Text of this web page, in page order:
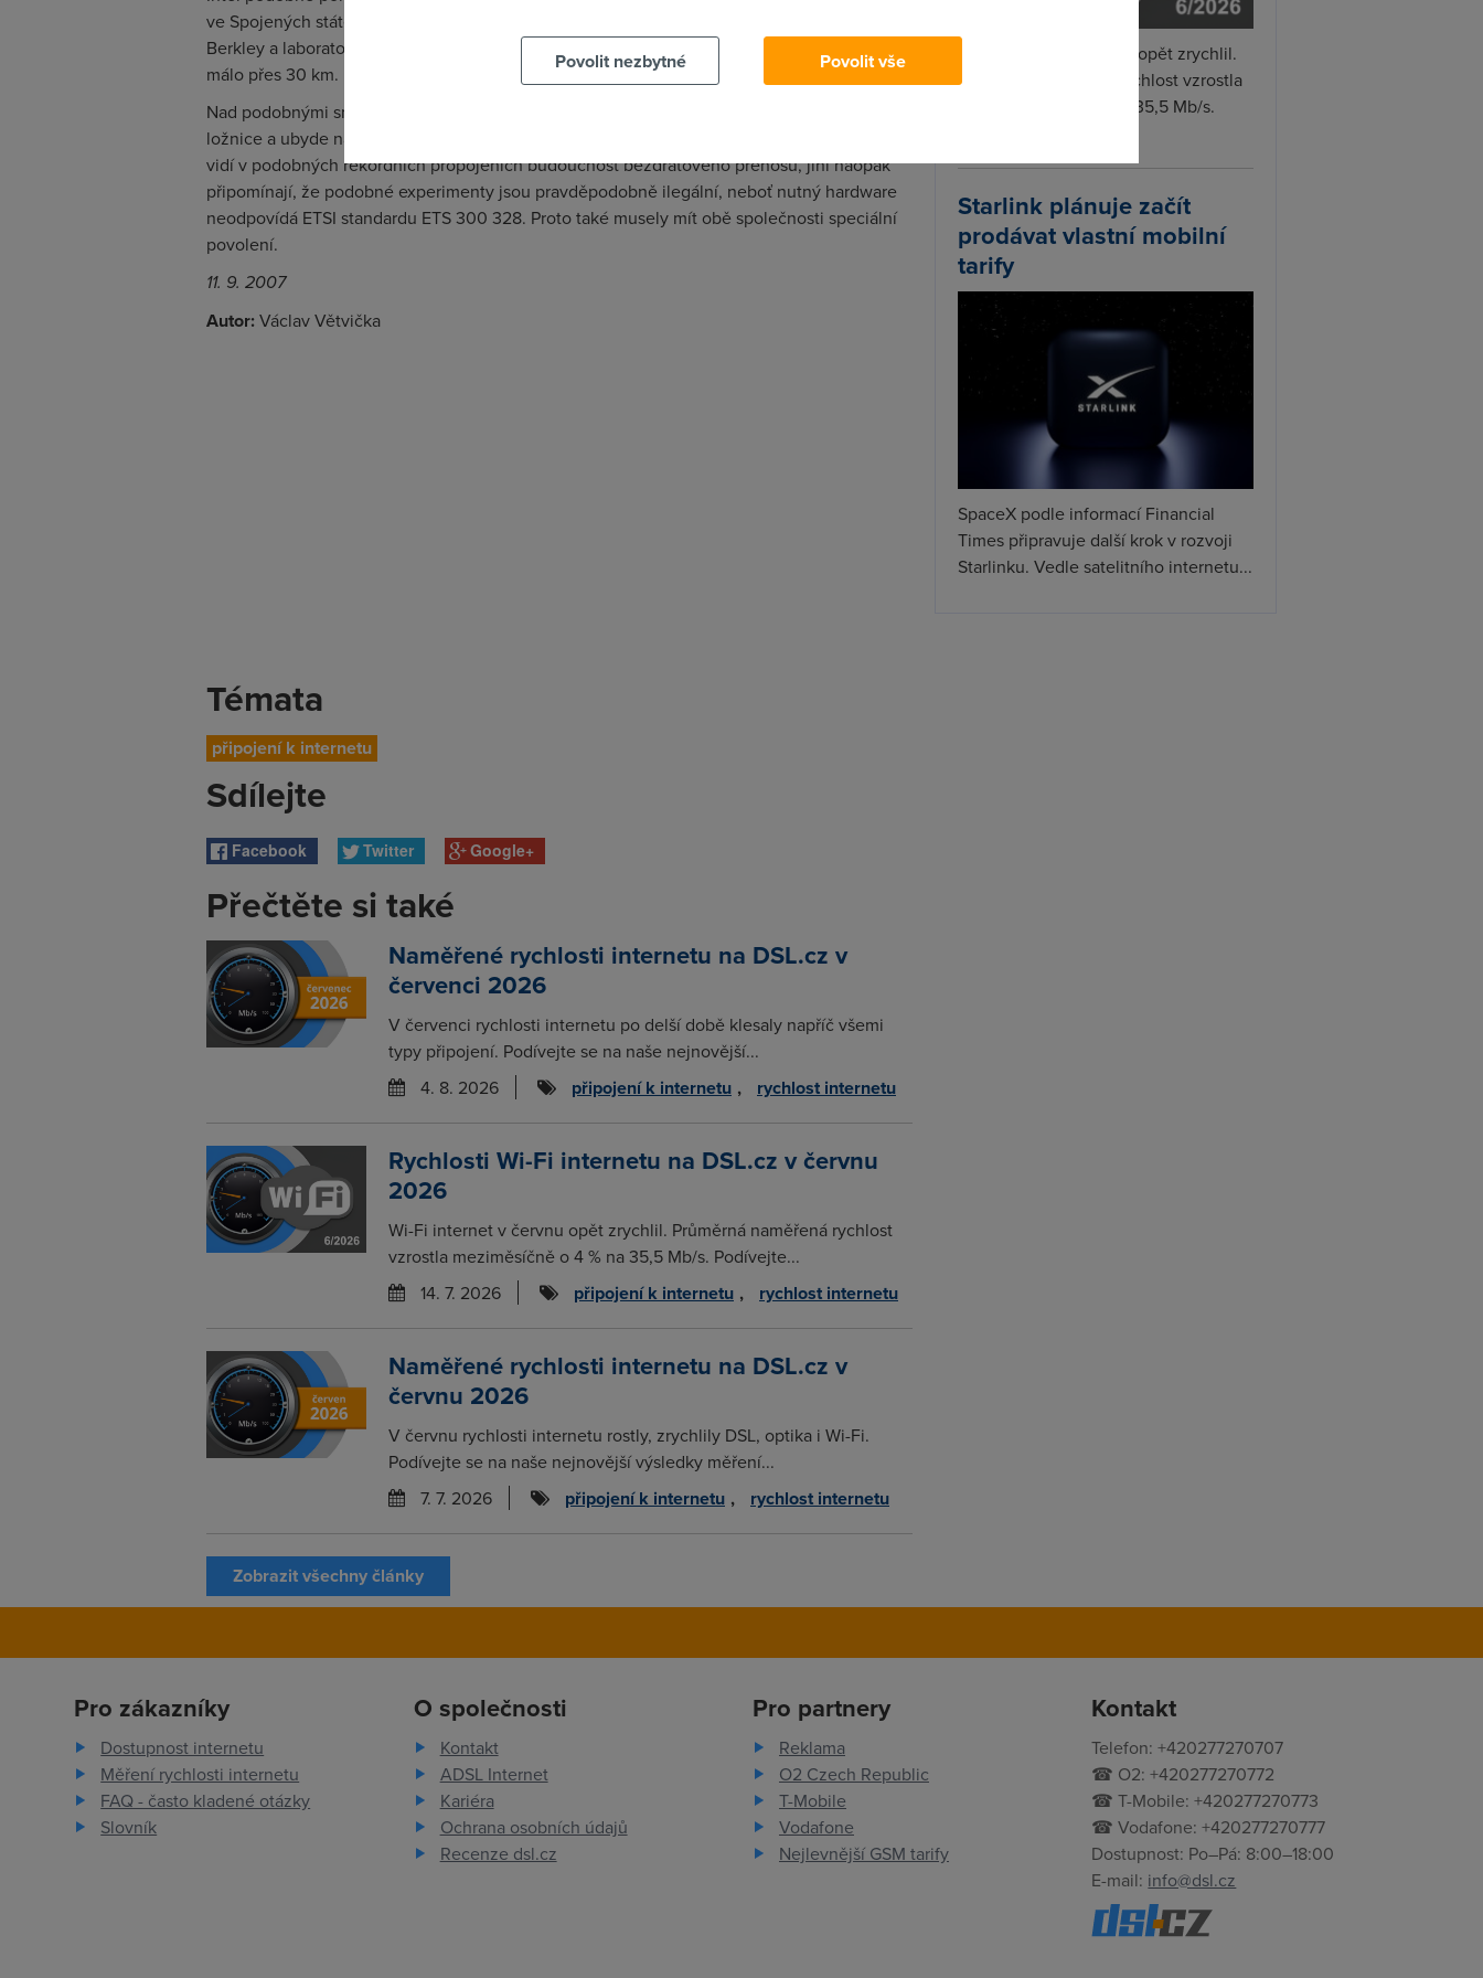
ve Spojených státech, kde se jedná o spojení mezi Inter Research Lab v kalifornském
Berkley a laboratoří Sun Microsystems v San Franciscu. Tato vzdálenost je ale pouze něco
málo přes 30 km.
Nad podobnými snahami se pousmějeme pokaždé, kdy v domě přejdeme z obýváku do
ložnice a ubyde nám jedna čárka ukazující na pokles signálu. Zatímco některé komentáře
vidí v podobných rekordních propojeních budoucnost bezdrátového přenosu, jiní naopak
připomínají, že podobné experimenty jsou pravděpodobně ilegální, neboť nutný hardware
neodpovídá ETSI standardu ETS 300 328. Proto také musely mít obě společnosti speciální
povolení.
11. 9. 2007
Autor: Václav Větvička
Témata
připojení k internetu
Sdílejte
Facebook Twitter Google+
Přečtěte si také
Naměřené rychlosti internetu na DSL.cz v
červenci 2026
V červenci rychlosti internetu po delší době klesaly napříč všemi
typy připojení. Podívejte se na naše nejnovější...
4. 8. 2026
připojení k internetu , rychlost internetu
Rychlosti Wi-Fi internetu na DSL.cz v červnu
2026
Wi-Fi internet v červnu opět zrychlil. Průměrná naměřená rychlost
vzrostla meziměsíčně o 4 % na 35,5 Mb/s. Podívejte...
14. 7. 2026
připojení k internetu , rychlost internetu
Naměřené rychlosti internetu na DSL.cz v
červnu 2026
V červnu rychlosti internetu rostly, zrychlily DSL, optika i Wi-Fi.
Podívejte se na naše nejnovější výsledky měření...
7. 7. 2026
připojení k internetu , rychlost internetu
Zobrazit všechny články
Wi-Fi internet v červnu opět zrychlil.
Průměrná naměřená rychlost vzrostla
meziměsíčně o 4 % na 35,5 Mb/s.
Starlink plánuje začít
prodávat vlastní mobilní
tarify
SpaceX podle informací Financial
Times připravuje další krok v rozvoji
Starlinku. Vedle satelitního internetu...
Pro zákazníky
Dostupnost internetu
Měření rychlosti internetu
FAQ - často kladené otázky
Slovník
O společnosti
Kontakt
ADSL Internet
Kariéra
Ochrana osobních údajů
Recenze dsl.cz
Pro partnery
Reklama
O2 Czech Republic
T-Mobile
Vodafone
Nejlevnější GSM tarify
Kontakt
Telefon: +420277270707
☎ O2: +420277270772
☎ T-Mobile: +420277270773
☎ Vodafone: +420277270777
Dostupnost: Po–Pá: 8:00–18:00
E-mail: info@dsl.cz
Povolit nezbytné
Povolit vše